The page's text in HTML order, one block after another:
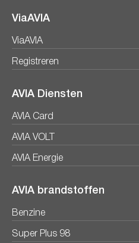
ViaAVIA
ViaAVIA
Registreren
AVIA Diensten
AVIA Card
AVIA VOLT
AVIA Energie
AVIA brandstoffen
Benzine
Super Plus 98